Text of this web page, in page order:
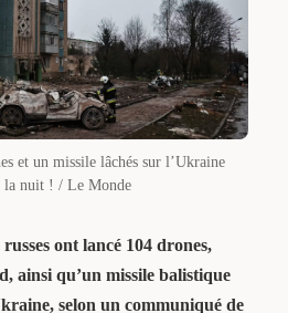
et un missile lâchés sur l’Ukraine
la nuit ! / Le Monde
ont lancé 104 drones,
ainsi qu’un missile balistique
selon un communiqué de